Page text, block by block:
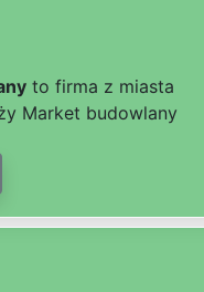
to firma z miasta
Market budowlany